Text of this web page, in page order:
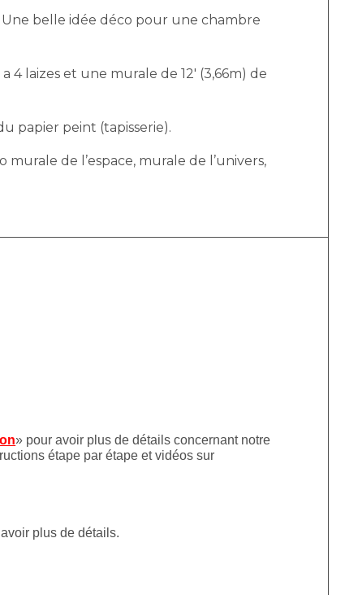
Une belle idée déco pour une chambre
laizes et une murale de 12′ (3,66m) de
papier peint (tapisserie).
murale de l’espace, murale de l’univers,
» pour avoir plus de détails concernant notre
étape par étape et vidéos sur
plus de détails.